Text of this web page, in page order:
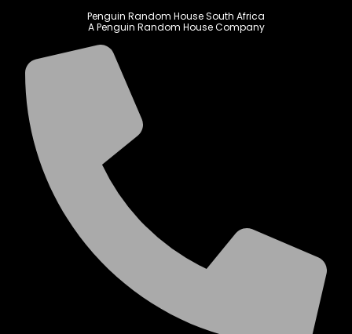
Penguin Random House South Africa
A Penguin Random House Company